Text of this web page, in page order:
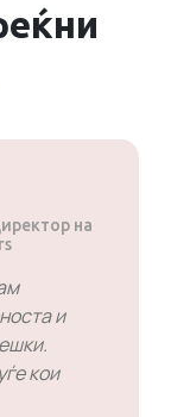
директор на
и
тешки.
луѓе кои